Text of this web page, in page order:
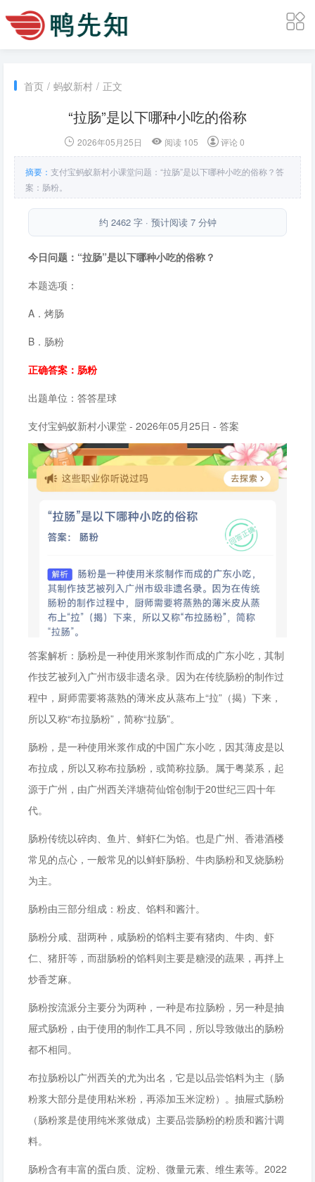
首页 / 蚂蚁新村 / 正文
“拉肠”是以下哪种小吃的俗称
2026年05月25日 阅读 105 评论 0
摘要： 支付宝蚂蚁新村小课堂问题：“拉肠”是以下哪种小吃的俗称？答
案：肠粉。
约 2462 字 · 预计阅读 7 分钟
今日问题：“拉肠”是以下哪种小吃的俗称？
本题选项：
A．烤肠
B．肠粉
正确答案：肠粉
出题单位：答答星球
支付宝蚂蚁新村小课堂 - 2026年05月25日 - 答案
答案解析：肠粉是一种使用米浆制作而成的广东小吃，其制
作技艺被列入广州市级非遗名录。因为在传统肠粉的制作过
程中，厨师需要将蒸熟的薄米皮从蒸布上“拉”（揭）下来，
所以又称“布拉肠粉”，简称“拉肠”。
肠粉，是一种使用米浆作成的中国广东小吃，因其薄皮是以
布拉成，所以又称布拉肠粉，或简称拉肠。属于粤菜系，起
源于广州，由广州西关泮塘荷仙馆创制于20世纪三四十年
代。
肠粉传统以碎肉、鱼片、鲜虾仁为馅。也是广州、香港酒楼
常见的点心，一般常见的以鲜虾肠粉、牛肉肠粉和叉烧肠粉
为主。
肠粉由三部分组成：粉皮、馅料和酱汁。
肠粉分咸、甜两种，咸肠粉的馅料主要有猪肉、牛肉、虾
仁、猪肝等，而甜肠粉的馅料则主要是糖浸的蔬果，再拌上
炒香芝麻。
肠粉按流派分主要分为两种，一种是布拉肠粉，另一种是抽
屉式肠粉，由于使用的制作工具不同，所以导致做出的肠粉
都不相同。
布拉肠粉以广州西关的尤为出名，它是以品尝馅料为主（肠
粉浆大部分是使用粘米粉，再添加玉米淀粉）。抽屉式肠粉
（肠粉浆是使用纯米浆做成）主要品尝肠粉的粉质和酱汁调
料。
肠粉含有丰富的蛋白质、淀粉、微量元素、维生素等。2022